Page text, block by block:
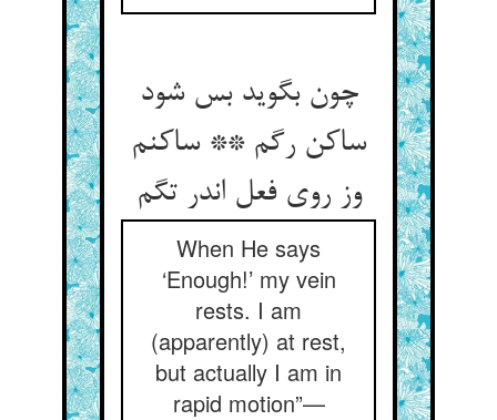
چون بگوید بس شود
ساکن رگم ** ساکنم
وز روی فعل اندر تگم
When He says
‘Enough!’ my vein
rests. I am
(apparently) at rest,
but actually I am in
rapid motion”—